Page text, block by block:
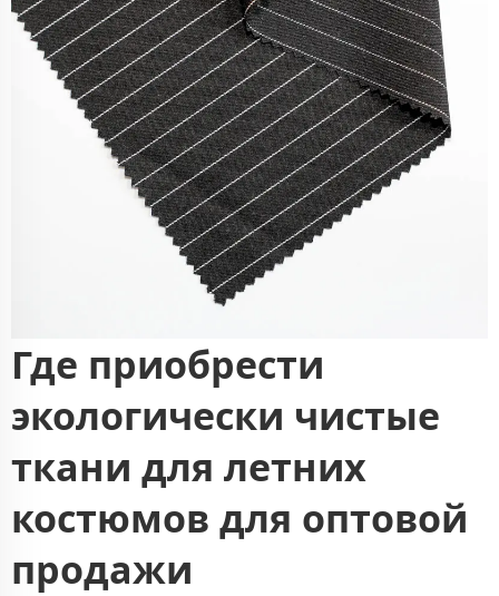
Где приобрести
экологически чистые
ткани для летних
костюмов для оптовой
продажи